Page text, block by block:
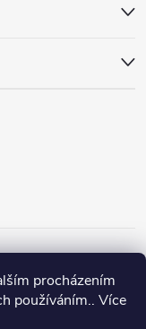
procházením
používáním.. Více